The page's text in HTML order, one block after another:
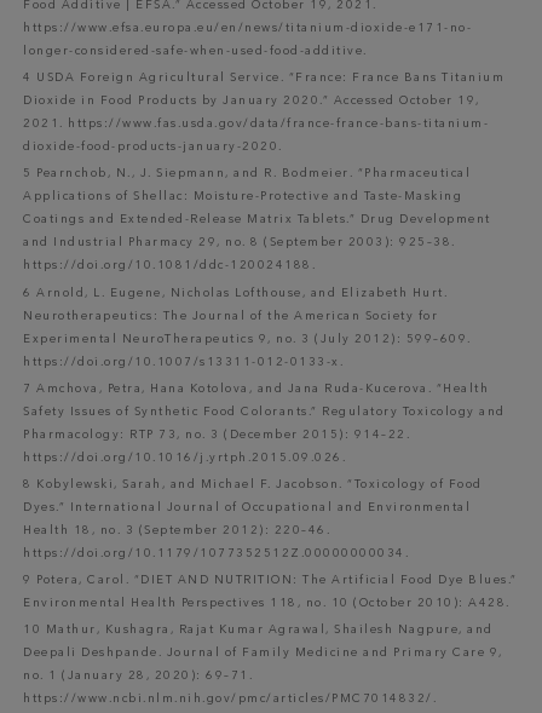
Food Additive | EFSA.” Accessed October 19, 2021.
https://www.efsa.europa.eu/en/news/titanium-dioxide-e171-no-
longer-considered-safe-when-used-food-additive.
4 USDA Foreign Agricultural Service. “France: France Bans Titanium
Dioxide in Food Products by January 2020.” Accessed October 19,
2021. https://www.fas.usda.gov/data/france-france-bans-titanium-
dioxide-food-products-january-2020.
5 Pearnchob, N., J. Siepmann, and R. Bodmeier. “Pharmaceutical
Applications of Shellac: Moisture-Protective and Taste-Masking
Coatings and Extended-Release Matrix Tablets.” Drug Development
and Industrial Pharmacy 29, no. 8 (September 2003): 925–38.
https://doi.org/10.1081/ddc-120024188.
6 Arnold, L. Eugene, Nicholas Lofthouse, and Elizabeth Hurt.
Neurotherapeutics: The Journal of the American Society for
Experimental NeuroTherapeutics 9, no. 3 (July 2012): 599–609.
https://doi.org/10.1007/s13311-012-0133-x.
7 Amchova, Petra, Hana Kotolova, and Jana Ruda-Kucerova. “Health
Safety Issues of Synthetic Food Colorants.” Regulatory Toxicology and
Pharmacology: RTP 73, no. 3 (December 2015): 914–22.
https://doi.org/10.1016/j.yrtph.2015.09.026.
8 Kobylewski, Sarah, and Michael F. Jacobson. “Toxicology of Food
Dyes.” International Journal of Occupational and Environmental
Health 18, no. 3 (September 2012): 220–46.
https://doi.org/10.1179/1077352512Z.00000000034.
9 Potera, Carol. “DIET AND NUTRITION: The Artificial Food Dye Blues.”
Environmental Health Perspectives 118, no. 10 (October 2010): A428.
10 Mathur, Kushagra, Rajat Kumar Agrawal, Shailesh Nagpure, and
Deepali Deshpande. Journal of Family Medicine and Primary Care 9,
no. 1 (January 28, 2020): 69–71.
https://www.ncbi.nlm.nih.gov/pmc/articles/PMC7014832/.